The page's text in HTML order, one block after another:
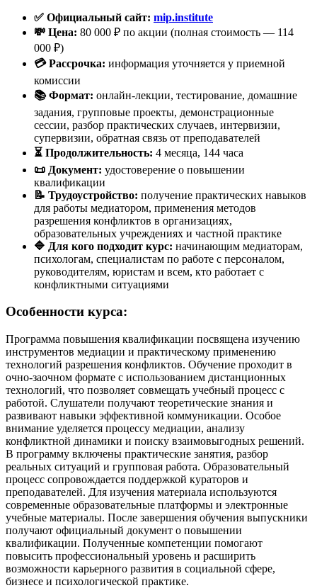
✅ Официальный сайт: mip.institute
💸 Цена: 80 000 ₽ по акции (полная стоимость — 114
000 ₽)
💳 Рассрочка: информация уточняется у приемной
комиссии
📚 Формат: онлайн-лекции, тестирование, домашние
задания, групповые проекты, демонстрационные
сессии, разбор практических случаев, интервизии,
супервизии, обратная связь от преподавателей
⏳ Продолжительность: 4 месяца, 144 часа
📜 Документ: удостоверение о повышении
квалификации
📝 Трудоустройство: получение практических навыков
для работы медиатором, применения методов
разрешения конфликтов в организациях,
образовательных учреждениях и частной практике
🔷 Для кого подходит курс: начинающим медиаторам,
психологам, специалистам по работе с персоналом,
руководителям, юристам и всем, кто работает с
конфликтными ситуациями
Особенности курса:
Программа повышения квалификации посвящена изучению
инструментов медиации и практическому применению
технологий разрешения конфликтов. Обучение проходит в
очно-заочном формате с использованием дистанционных
технологий, что позволяет совмещать учебный процесс с
работой. Слушатели получают теоретические знания и
развивают навыки эффективной коммуникации. Особое
внимание уделяется процессу медиации, анализу
конфликтной динамики и поиску взаимовыгодных решений.
В программу включены практические занятия, разбор
реальных ситуаций и групповая работа. Образовательный
процесс сопровождается поддержкой кураторов и
преподавателей. Для изучения материала используются
современные образовательные платформы и электронные
учебные материалы. После завершения обучения выпускники
получают официальный документ о повышении
квалификации. Полученные компетенции помогают
повысить профессиональный уровень и расширить
возможности карьерного развития в социальной сфере,
бизнесе и психологической практике.